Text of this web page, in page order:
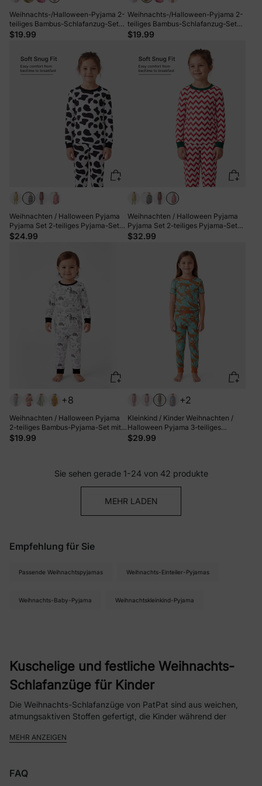
Weihnachts-/Halloween-Pyjama 2-
teiliges Bambus-Schlafanzug-Set
mit kindlichem Print für Kleinkinder /
$19.99
Weihnachts-/Halloween-Pyjama 2-
teiliges Bambus-Schlafanzug-Set
mit kindlichem Print für Kleinkinder /
$19.99
Weihnachten / Halloween Pyjama
Pyjama Set 2-teiliges Pyjama-Set
mit kindlichem Aufdruck für
$24.99
Weihnachten / Halloween Pyjama
Pyjama Set 2-teiliges Pyjama-Set
mit kindlichem Aufdruck für
$32.99
+8
Weihnachten / Halloween Pyjama
2-teiliges Bambus-Pyjama-Set mit
kindlichem Druck für Baby /
$19.99
+2
Kleinkind / Kinder Weihnachten /
Halloween Pyjama 3-teiliges
Bambus Pyjama Set 2-in-1 Look für
$29.99
Sie sehen gerade 1-24 von 42 produkte
MEHR LADEN
Empfehlung für Sie
Passende Weihnachtspyjamas Weihnachts-Einteiler-Pyjamas
Weihnachts-Baby-Pyjama Weihnachtskleinkind-Pyjama
Kuschelige und festliche Weihnachts-
Schlafanzüge für Kinder
Die Weihnachts-Schlafanzüge von PatPat sind aus weichen,
atmungsaktiven Stoffen gefertigt, die Kinder während der
festlich gestalteten Drucken wie verspielten Rentieren,
erhältlich, die für Kinder bis zu 12 Jahren geeignet sind, eignen
MEHR ANZEIGEN
FAQ